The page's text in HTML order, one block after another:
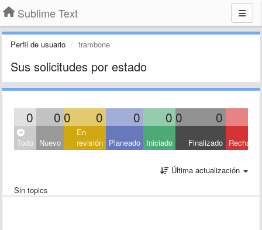
Sublime Text
Perfil de usuario trambone
Sus solicitudes por estado
0 0 0 0 0 0 0 0
Todo Nuevo
En
revisión Planeado Iniciado Finalizado
Última actualización
Sin topics